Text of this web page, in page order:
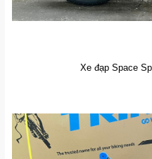
Xe đạp Space